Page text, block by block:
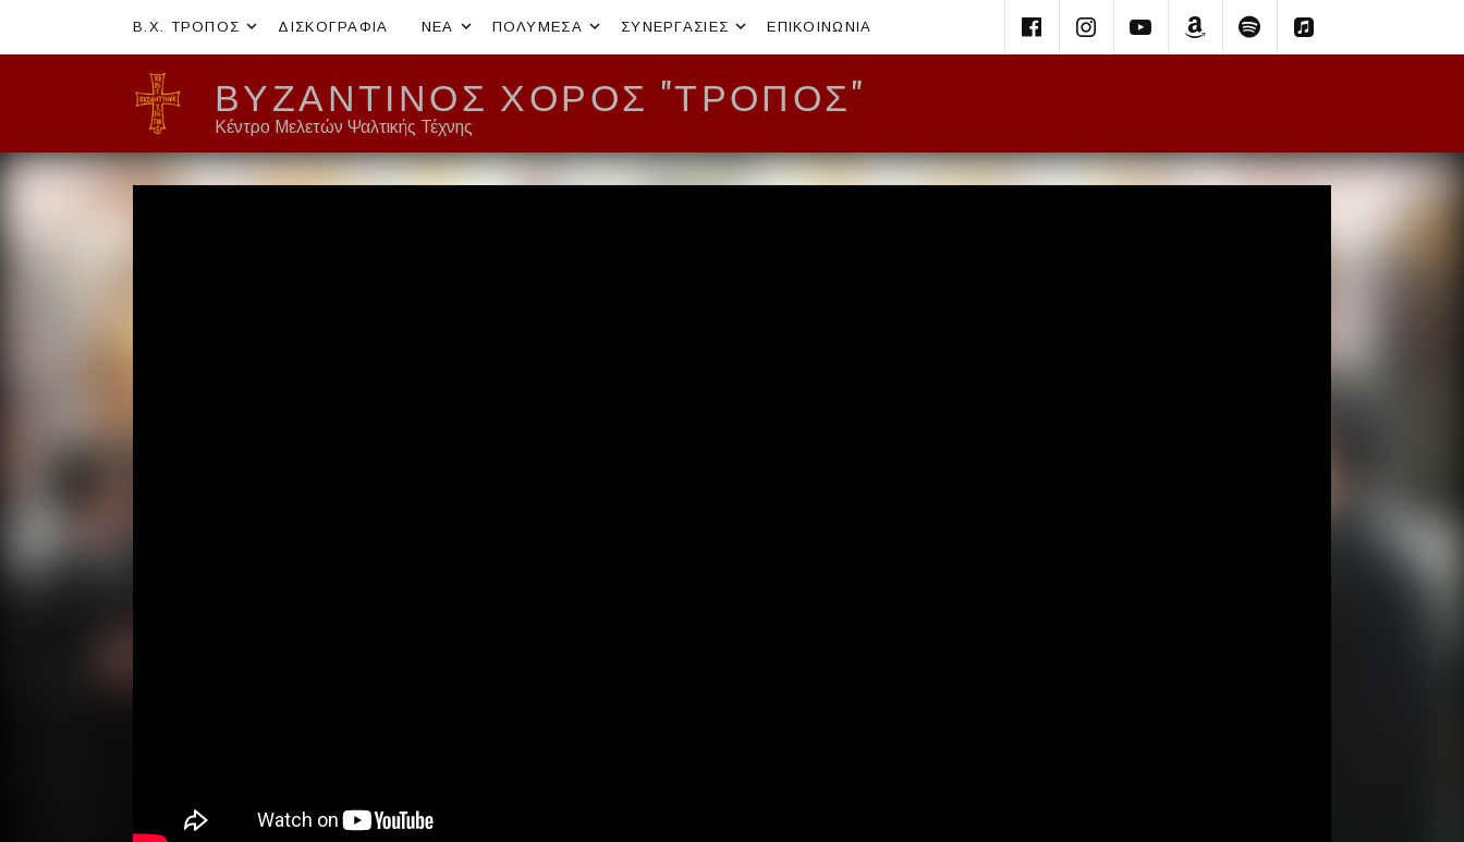
ΒΥΖΑΝΤΙΝΌΣ ΧΟΡΌΣ "ΤΡΟΠΟΣ"
Κέντρο Μελετών Ψαλτικής Τέχνης
Β.Χ. ΤΡΟΠΟΣ Expand submenu
ΔΙΣΚΟΓΡΑΦΊΑ ΝΈΑ Expand submenu
ΠΟΛΥΜΈΣΑ Expand submenu
ΣΥΝΕΡΓΑΣΊΕΣ Expand submenu
ΕΠΙΚΟΙΝΩΝΙΑ FacebookinstagramYoutubeAmazonSpotify